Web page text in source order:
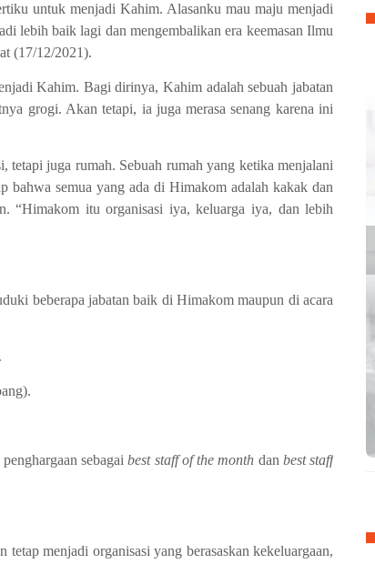
untuk menjadi Kahim. Alasanku mau maju menjadi
lebih baik lagi dan mengembalikan era keemasan Ilmu
(17/12/2021).
Kahim. Bagi dirinya, Kahim adalah sebuah jabatan
grogi. Akan tetapi, ia juga merasa senang karena ini
, tetapi juga rumah. Sebuah rumah yang ketika menjalani
bahwa semua yang ada di Himakom adalah kakak dan
“Himakom itu organisasi iya, keluarga iya, dan lebih
beberapa jabatan baik di Himakom maupun diacara
penghargaansebagaibest staff of the month dan best staff
tetap menjadi organisasi yang berasaskan kekeluargaan,